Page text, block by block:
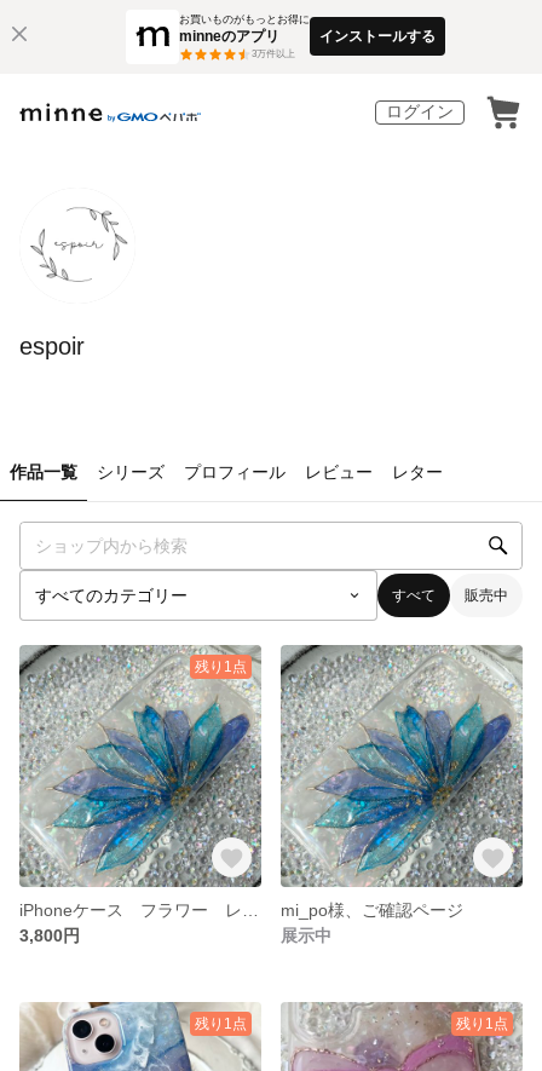
お買いものがもっとお得に
minneのアプリ
3万件以上
インストールする
ログイン
espoir
作品一覧 シリーズ プロフィール レビュー レター
すべて 販売中
残り1点
3,800円
mi_po様、ご確認ページ
展示中
残り1点 残り1点